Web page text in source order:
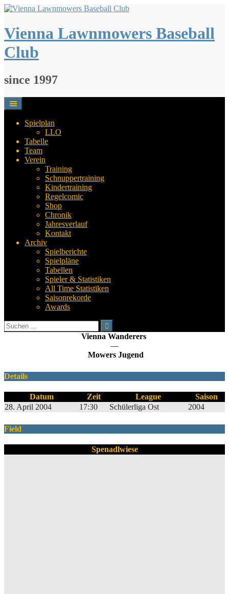
Springe
Inhalt
Vienna Lawnmowers Baseball
Club
since 1997
Spielplan
LLO
Tabelle
Team
Verein
Training
Schnuppertraining
Kindertraining
Regelcomic
Shop
Chronik
Jahresverlauf
Kontakt
Archiv
Spielberichte
Spielpläne
Tabellen
Spieler & Statistiken
All Time Statistiken
Saisonrekorde
Awards
Suchen
nach:
Vienna Wanderers
—
Mowers Jugend
Details
Datum Zeit League
Saison
28. April 2004
17:30 Schülerliga Ost 2004
Field
Spenadlwiese